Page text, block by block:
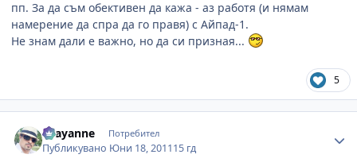
пп. За да съм обективен да кажа - аз работя (и нямам
намерение да спра да го правя) с Айпад-1.
Не знам дали е важно, но да си призная...
5
chayanne Потребител
Публикувано Юни 18, 201115 гд